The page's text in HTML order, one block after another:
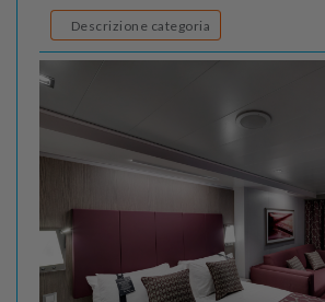
Descrizione categoria